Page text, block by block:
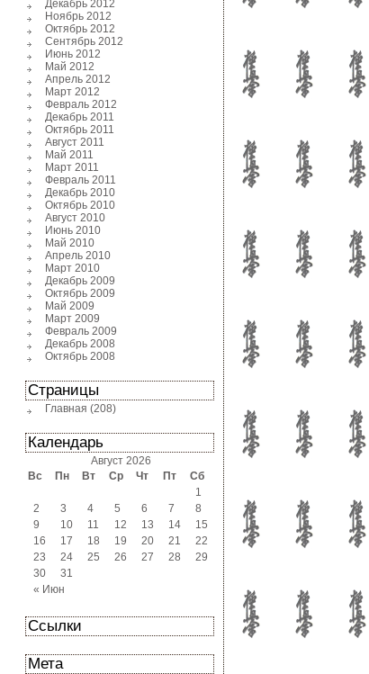
Декабрь 2012
Ноябрь 2012
Октябрь 2012
Сентябрь 2012
Июнь 2012
Май 2012
Апрель 2012
Март 2012
Февраль 2012
Декабрь 2011
Октябрь 2011
Август 2011
Май 2011
Март 2011
Февраль 2011
Декабрь 2010
Октябрь 2010
Август 2010
Июнь 2010
Май 2010
Апрель 2010
Март 2010
Декабрь 2009
Октябрь 2009
Май 2009
Март 2009
Февраль 2009
Декабрь 2008
Октябрь 2008
Страницы
Главная (208)
Календарь
Август 2026
Вс
Пн Вт Ср Чт Пт Сб
« Июн
1
2
3 4 5 6 7
8
9
10 11 12 13 14
15
16
17 18 19 20 21
22
23
24 25 26 27 28
29
30
31
Ссылки
Мета